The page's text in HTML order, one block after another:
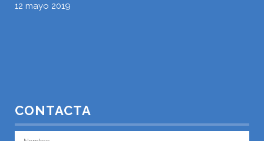
12 mayo 2019
CONTACTA